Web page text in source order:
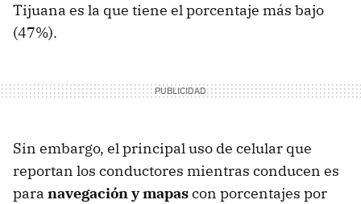
Tijuana es la que tiene el porcentaje más bajo
(47%).
Sin embargo, el principal uso de celular que
reportan los conductores mientras conducen es
para navegación y mapascon porcentajes por